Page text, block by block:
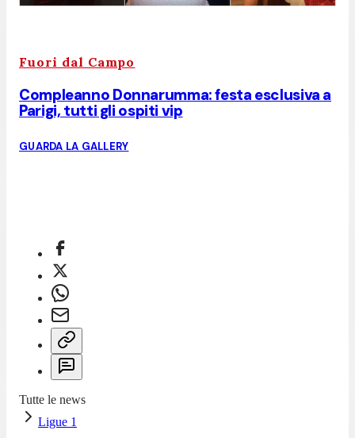
Fuori dal Campo
Compleanno Donnarumma: festa esclusiva a
Parigi, tutti gli ospiti vip
GUARDA LA GALLERY
Tutte le news
Ligue 1